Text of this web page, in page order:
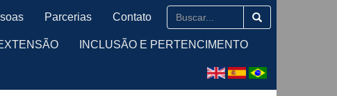
INCLUSÃO E PERTENCIMENTO
Parcerias Contato